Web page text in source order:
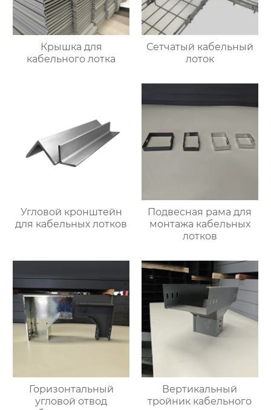
Крышка для
кабельного лотка
Сетчатый кабельный
лоток
Угловой кронштейн
для кабельных лотков
Подвесная рама для
монтажа кабельных
лотков
Горизонтальный
угловой отвод
Вертикальный
тройник кабельного